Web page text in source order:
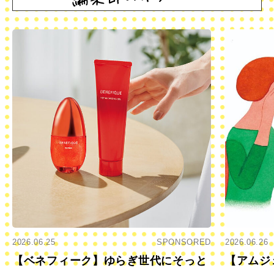
2026.06.25 SPONSORED
【ベネフィーク】ゆらぎ世代にそっと
2026.06.26
【アムジ